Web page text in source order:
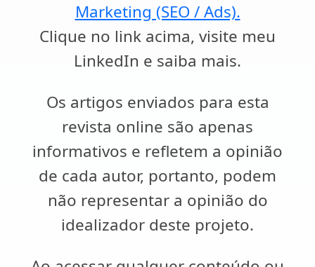
Marketing (SEO / Ads).
Clique no link acima, visite meu
LinkedIn e saiba mais.
Os artigos enviados para esta
revista online são apenas
informativos e refletem a opinião
de cada autor, portanto, podem
não representar a opinião do
idealizador deste projeto.